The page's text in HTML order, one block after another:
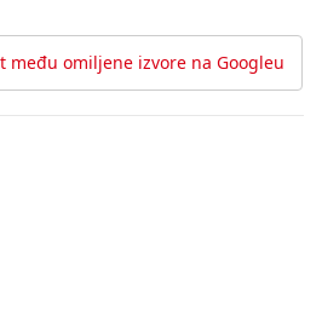
među omiljene izvore na Googleu